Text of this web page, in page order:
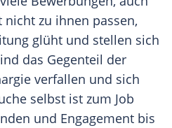
zu ihnen passen,
glüht und stellen sich
das Gegenteil der
verfallen und sich
selbst ist zum Job
und Engagement bis